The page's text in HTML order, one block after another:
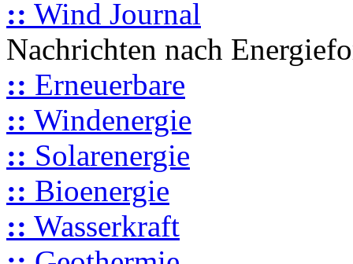
:: Wind Journal
Nachrichten nach
:: Erneuerbare
:: Windenergie
:: Solarenergie
:: Bioenergie
:: Wasserkraft